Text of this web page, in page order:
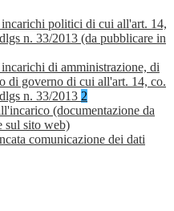
politici di cui all'art. 14,
n. 33/2013 (da pubblicare in
di amministrazione, di
di governo di cui all'art. 14, co.
n. 33/2013 2
(documentazione da
sul sito web)
comunicazione dei dati